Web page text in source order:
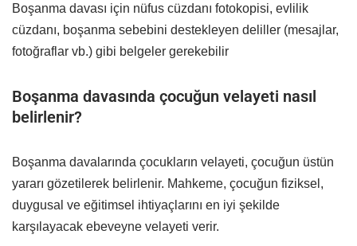
Boşanma davası için nüfus cüzdanı fotokopisi, evlilik
cüzdanı, boşanma sebebini destekleyen deliller (mesajlar,
fotoğraflar vb.) gibi belgeler gerekebilir
Boşanma davasında çocuğun velayeti nasıl
belirlenir?
Boşanma davalarında çocukların velayeti, çocuğun üstün
yararı gözetilerek belirlenir. Mahkeme, çocuğun fiziksel,
duygusal ve eğitimsel ihtiyaçlarını en iyi şekilde
karşılayacak ebeveyne velayeti verir.